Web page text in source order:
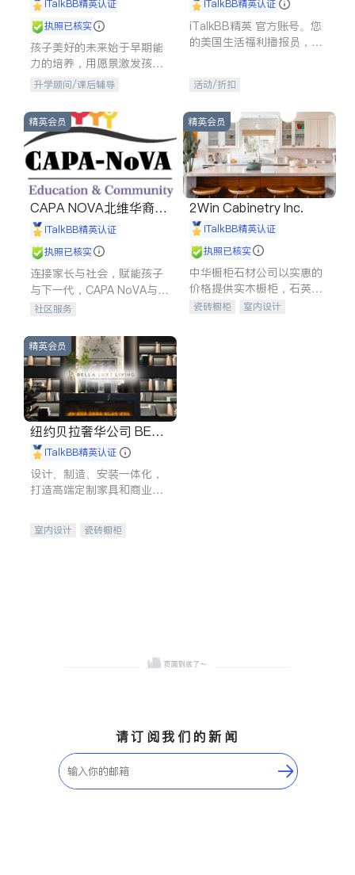
iTalkBB精英认证
执照已核实
孩子美好的未来始于早期能
力的培养，用愿景激发孩子
的学习潜力和动力。理念：
石。
升学顾问/课后辅导
iTalkBB精英认证
iTalkBB精英 官方账号。您
的美国生活福利播报员，精
专属福利。
活动/折扣
精英会员
CAPA NOVA北维华裔家
长会iTalkBB精英认证
执照已核实
连接家长与社会，赋能孩子
与下一代，CAPA NoVA与您
携手建设包容、公平、充满
社区服务
精英会员
2Win Cabinetry Inc.
iTalkBB精英认证
执照已核实
中华橱柜石材公司以实惠的
价格提供实木橱柜，石英石
台面，多种优质不锈钢水
瓷砖橱柜
室内设计
精英会员
纽约贝拉奢华公司 BELL
A LUXE
iTalkBB精英认证
设计、制造、安装一体化，
打造高端定制家具和商业空
室内设计
瓷砖橱柜
请订阅我们的新闻